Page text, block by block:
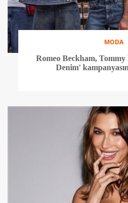
MODA
Romeo Beckham,
Denim'